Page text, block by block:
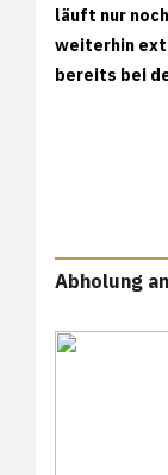
läuft nur
weiterhin
bereits bei
Abholung